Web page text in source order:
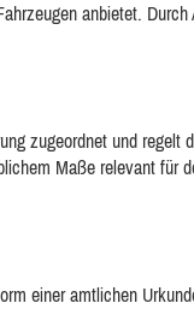
anbietet. Durch
zugeordnet und regelt
Maße relevant für
einer amtlichen